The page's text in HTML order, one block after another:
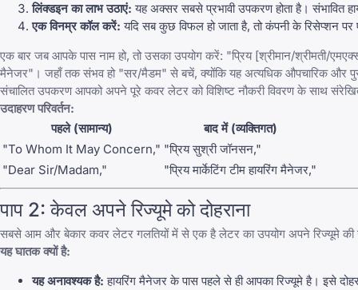
लिंक्डइन का लाभ उठाएं: यह अक्सर सबसे प्रभावी उपकरण होता है। संभावित
एक विनम्र कॉल करें: यदि सब कुछ विफल हो जाता है, तो कंपनी के रिसेप्शन पर
एक बार जब आपके पास नाम हो, तो उसका उपयोग करें: "प्रिय [श्रीमान/श्रीमती/
मैनेजर"। जहाँ तक संभव हो "सर/मैडम" से बचें, क्योंकि यह अत्यधिक औपचारिक और
संचालित उपकरण आपको अपने पूरे कवर लेटर को विशिष्ट नौकरी विवरण के साथ
उदाहरण परिवर्तन:
पहले (सामान्य)
बाद में (व्यक्तिगत)
"To Whom It May Concern," "प्रिय सुश्री जॉनसन,"
"Dear Sir/Madam,"
"प्रिय मार्केटिंग टीम हायरिंग मैनेजर,"
पाप 2: केवल अपने रिज्यूमे को दोहराना
सबसे आम और बेकार कवर लेटर गलतियों में से एक है लेटर का उपयोग अपने रिज्यूमे की
यह घातक क्यों है:
यह अनावश्यक है: हायरिंग मैनेजर के पास पहले से ही आपका रिज्यूमे है। इसे